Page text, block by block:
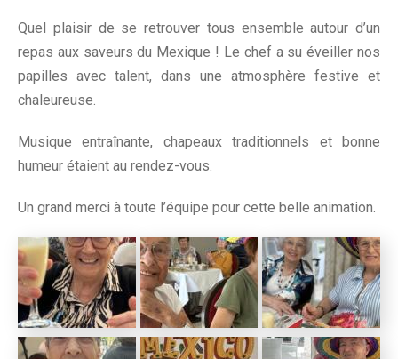
Quel plaisir de se retrouver tous ensemble autour d’un
repas aux saveurs du Mexique ! Le chef a su éveiller nos
papilles avec talent, dans une atmosphère festive et
chaleureuse.
Musique entraînante, chapeaux traditionnels et bonne
humeur étaient au rendez-vous.
Un grand merci à toute l’équipe pour cette belle animation.